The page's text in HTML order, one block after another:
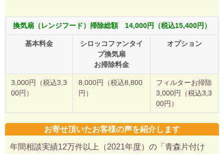
換気扇（レンジフード）掃除総額 14,000円（税込15,400円）
基本料金
シロッコファンタイ
プ換気扇
お掃除料金
オプション
3,000円（税込3,3
00円）
8,000円（税込8,800
円）
フィルターお掃除
3,000円（税込3,3
00円）
お寄せ頂いたお客様の声を紹介します
年間相談実績12万件以上（2021年度）の「青森片付け